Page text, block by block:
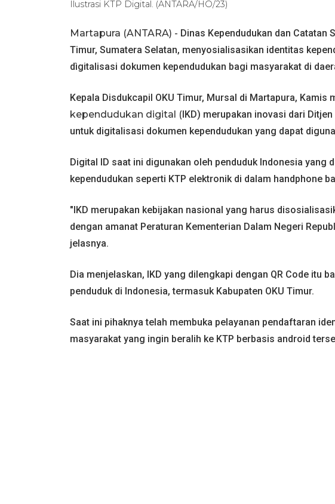
Ilustrasi KTP Digital. (ANTARA/HO/23)
Martapura (ANTARA) - Dinas Kependudukan dan Catatan
Timur, Sumatera Selatan, menyosialisasikan identitas
dìgitalisasi dokumen kependudukan bagi masyarakat di
Kepala Disdukcapil OKU Timur, Mursal di Martapura, Kamis
kependudukan digital (IKD) merupakan inovasi dari
untuk digitalisasi dokumen kependudukan yang dapat
Digital ID saat ini digunakan oleh penduduk Indonesia yang
kependudukan seperti KTP elektronik di dalam handphone
"IKD merupakan kebijakan nasional yang harus
dengan amanat Peraturan Kementerian Dalam Negeri
jelasnya.
Dia menjelaskan, IKD yang dilengkapi dengan QR Code itu
penduduk di Indonesia, termasuk Kabupaten OKU Timur.
Saat ini pihaknya telah membuka pelayanan pendaftaran
masyarakat yang ingin beralih ke KTP berbasis android